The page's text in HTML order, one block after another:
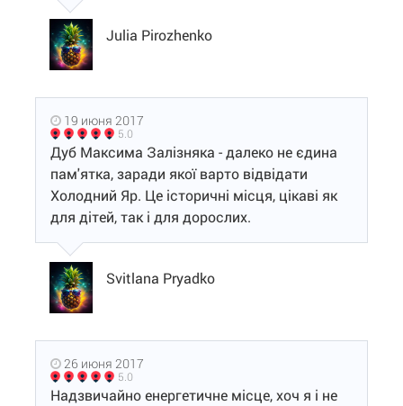
Julia Pirozhenko
19 июня 2017
5.0
Дуб Максима Залізняка - далеко не єдина
пам'ятка, заради якої варто відвідати
Холодний Яр. Це історичні місця, цікаві як
для дітей, так і для дорослих.
Svitlana Pryadko
26 июня 2017
5.0
Надзвичайно енергетичне місце, хоч я і не